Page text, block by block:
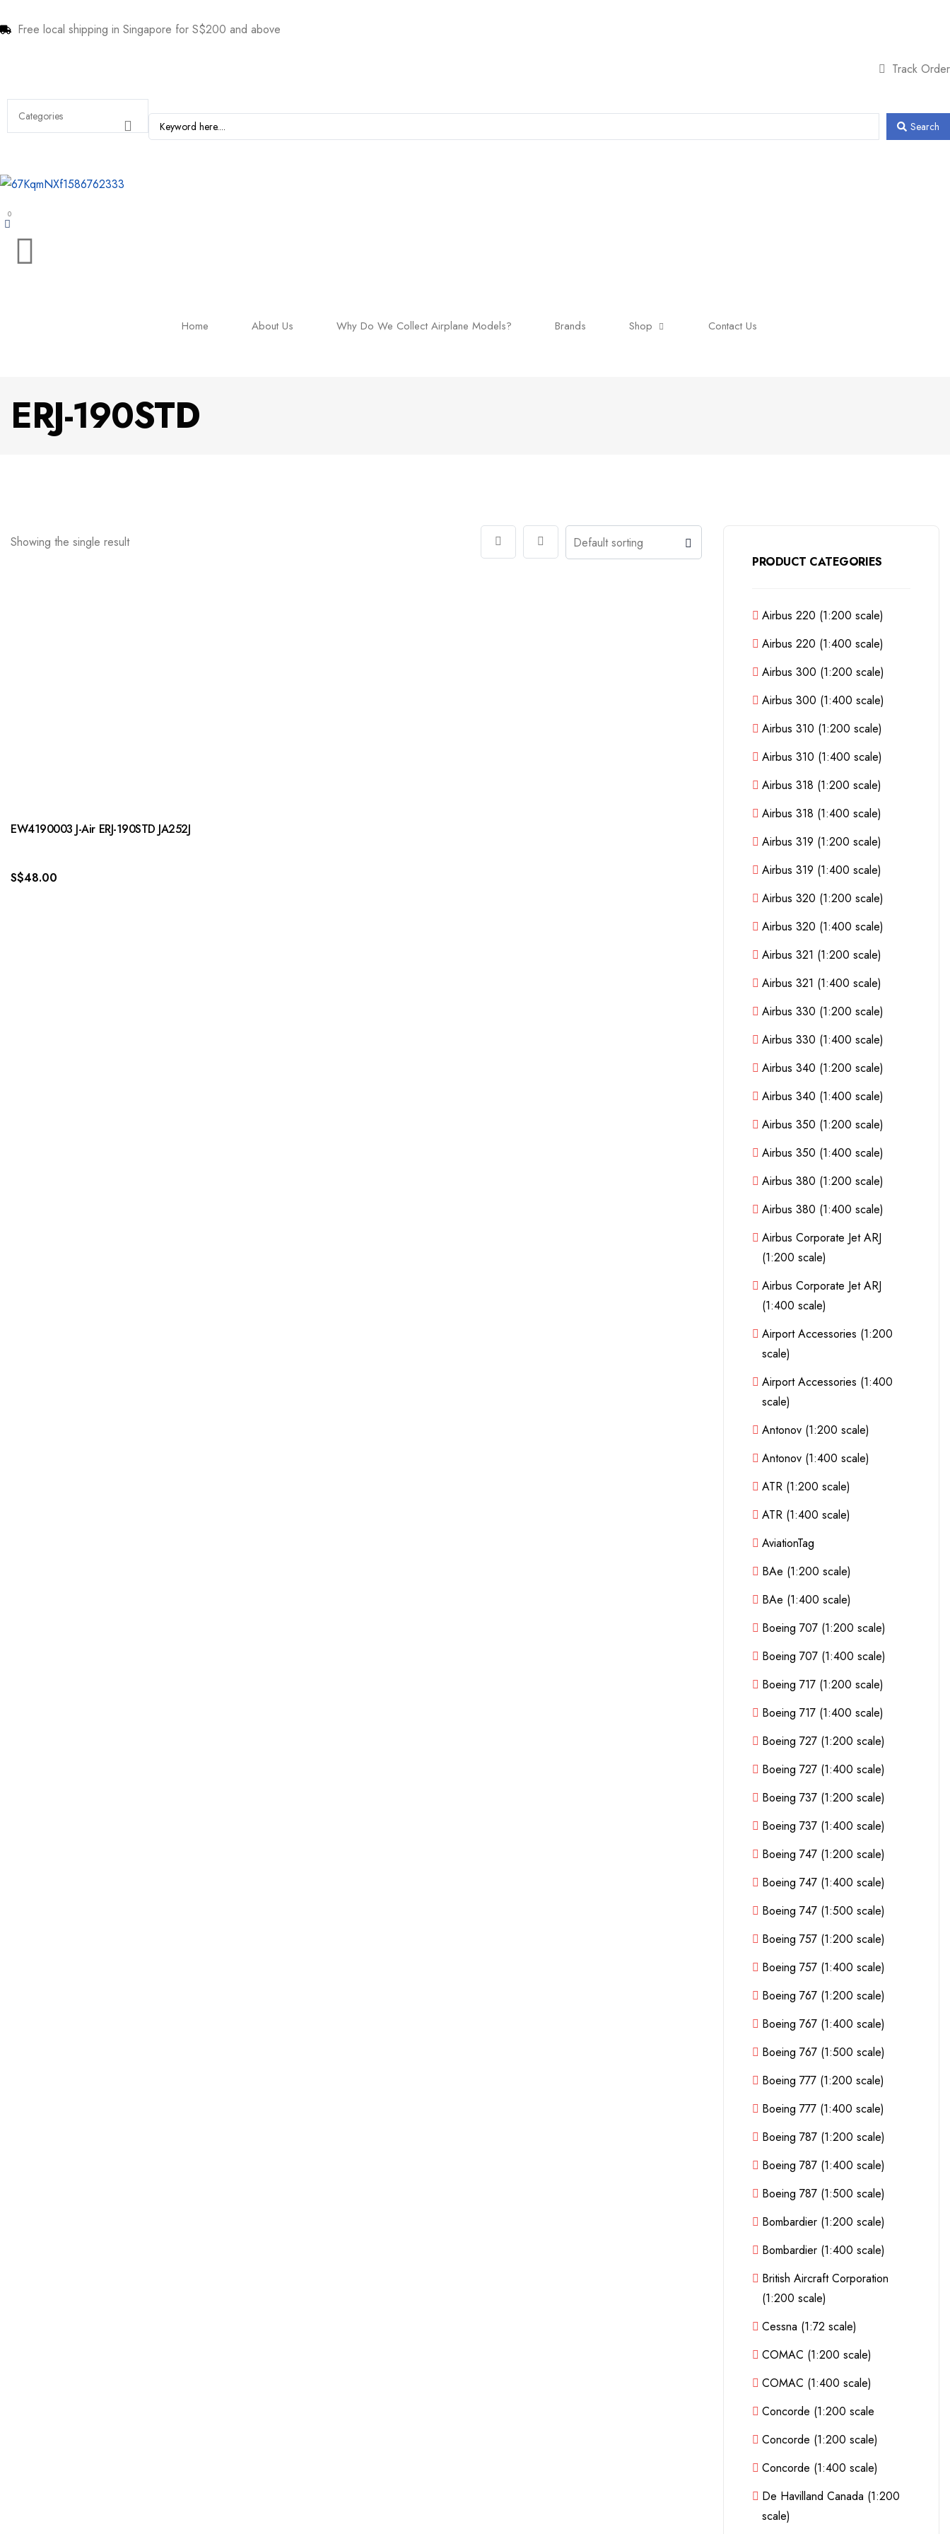
Free local shipping in Singapore for S$200 and above
Track Order
Search
0
Home About Us Why Do We Collect Airplane Models? Brands Shop Contact Us
ERJ-190STD
Showing the single result
EW4190003 J-Air ERJ-190STD JA252J
S$48.00
PRODUCT CATEGORIES
Airbus 220 (1:200 scale)
Airbus 220 (1:400 scale)
Airbus 300 (1:200 scale)
Airbus 300 (1:400 scale)
Airbus 310 (1:200 scale)
Airbus 310 (1:400 scale)
Airbus 318 (1:200 scale)
Airbus 318 (1:400 scale)
Airbus 319 (1:200 scale)
Airbus 319 (1:400 scale)
Airbus 320 (1:200 scale)
Airbus 320 (1:400 scale)
Airbus 321 (1:200 scale)
Airbus 321 (1:400 scale)
Airbus 330 (1:200 scale)
Airbus 330 (1:400 scale)
Airbus 340 (1:200 scale)
Airbus 340 (1:400 scale)
Airbus 350 (1:200 scale)
Airbus 350 (1:400 scale)
Airbus 380 (1:200 scale)
Airbus 380 (1:400 scale)
Airbus Corporate Jet ARJ
(1:200 scale)
Airbus Corporate Jet ARJ
(1:400 scale)
Airport Accessories (1:200
scale)
Airport Accessories (1:400
scale)
Antonov (1:200 scale)
Antonov (1:400 scale)
ATR (1:200 scale)
ATR (1:400 scale)
AviationTag
BAe (1:200 scale)
BAe (1:400 scale)
Boeing 707 (1:200 scale)
Boeing 707 (1:400 scale)
Boeing 717 (1:200 scale)
Boeing 717 (1:400 scale)
Boeing 727 (1:200 scale)
Boeing 727 (1:400 scale)
Boeing 737 (1:200 scale)
Boeing 737 (1:400 scale)
Boeing 747 (1:200 scale)
Boeing 747 (1:400 scale)
Boeing 747 (1:500 scale)
Boeing 757 (1:200 scale)
Boeing 757 (1:400 scale)
Boeing 767 (1:200 scale)
Boeing 767 (1:400 scale)
Boeing 767 (1:500 scale)
Boeing 777 (1:200 scale)
Boeing 777 (1:400 scale)
Boeing 787 (1:200 scale)
Boeing 787 (1:400 scale)
Boeing 787 (1:500 scale)
Bombardier (1:200 scale)
Bombardier (1:400 scale)
British Aircraft Corporation
(1:200 scale)
Cessna (1:72 scale)
COMAC (1:200 scale)
COMAC (1:400 scale)
Concorde (1:200 scale
Concorde (1:200 scale)
Concorde (1:400 scale)
De Havilland Canada (1:200
scale)